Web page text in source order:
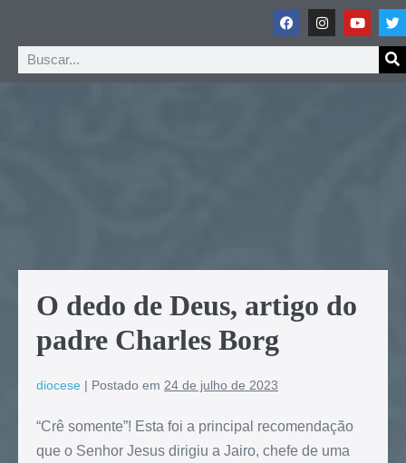
O dedo de Deus, artigo do
padre Charles Borg
diocese | Postado em 24 de julho de 2023
“Crê somente”! Esta foi a principal recomendação
que o Senhor Jesus dirigiu a Jairo, chefe de uma